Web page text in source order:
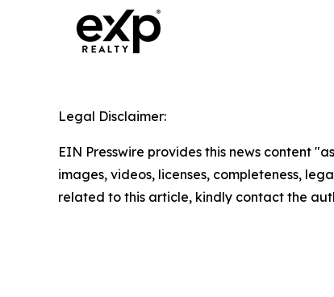
Legal Disclaimer:
EIN Presswire provides this news content
images, videos, licenses, completeness,
related to this article, kindly contact the